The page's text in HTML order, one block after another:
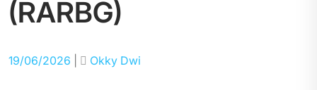
(RARBG)
Posted
19/06/2026
Posted
Okky Dwi